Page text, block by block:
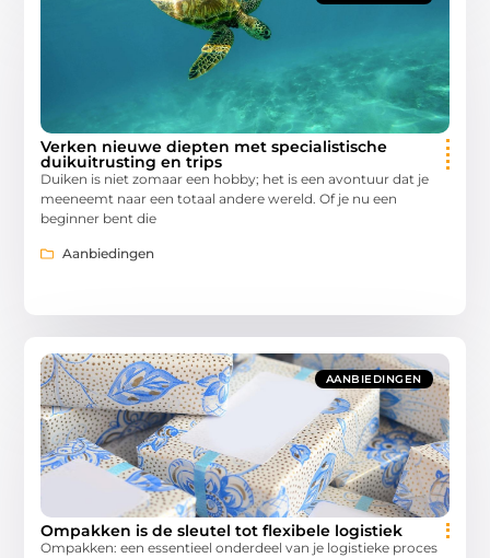
Verken nieuwe diepten met specialistische
duikuitrusting en trips
Duiken is niet zomaar een hobby; het is een avontuur dat je
meeneemt naar een totaal andere wereld. Of je nu een
beginner bent die
Aanbiedingen
AANBIEDINGEN
Ompakken is de sleutel tot flexibele logistiek
Ompakken: een essentieel onderdeel van je logistieke proces